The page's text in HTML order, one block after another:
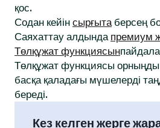
қос.
Содан кейін сырғытаберсең
Саяхаттау алдында премиум
Төлқұжат функциясын
Төлқұжат функциясы орныңды
басқа қаладағы мүшелерді
береді.
Кез келген жерге